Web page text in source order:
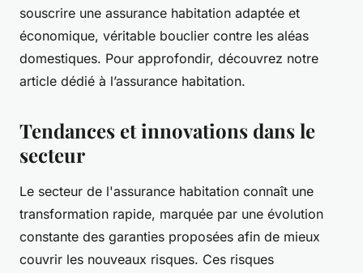
souscrire une assurance habitation adaptée et
économique, véritable bouclier contre les aléas
domestiques. Pour approfondir, découvrez notre
article dédié à l’assurance habitation.
Tendances et innovations dans le
secteur
Le secteur de l'assurance habitation connaît une
transformation rapide, marquée par une évolution
constante des garanties proposées afin de mieux
couvrir les nouveaux risques. Ces risques